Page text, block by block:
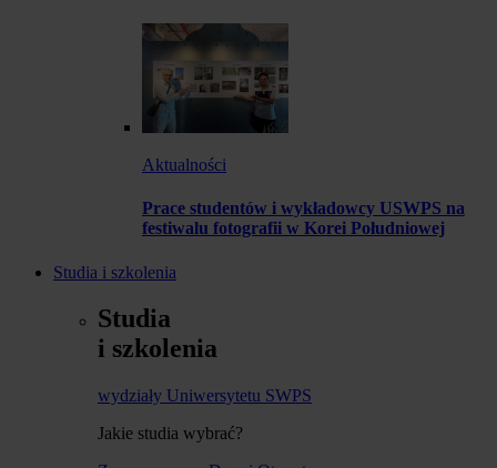
Aktualności
Prace studentów i wykładowcy USWPS na
festiwalu fotografii w Korei Południowej
Studia i szkolenia
Studia
i szkolenia
wydziały Uniwersytetu SWPS
Jakie studia wybrać?